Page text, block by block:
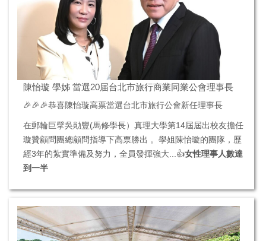
陳怡璇 學姊 當選20届台北市旅行商業同業公會理事長
🎉🎉🎉恭喜陳怡璇高票當選台北市旅行公會新任理事長
在郵輪巨擘吳勛豐(馬修學長）真理大學第14屆屆出校友擔任
璇贊顧問團總顧問指導下高票勝出 。學姐陳怡璇的團隊，歷
經3年的紮實準備及努力，全員發揮強大...👍女性理事人數達
到一半